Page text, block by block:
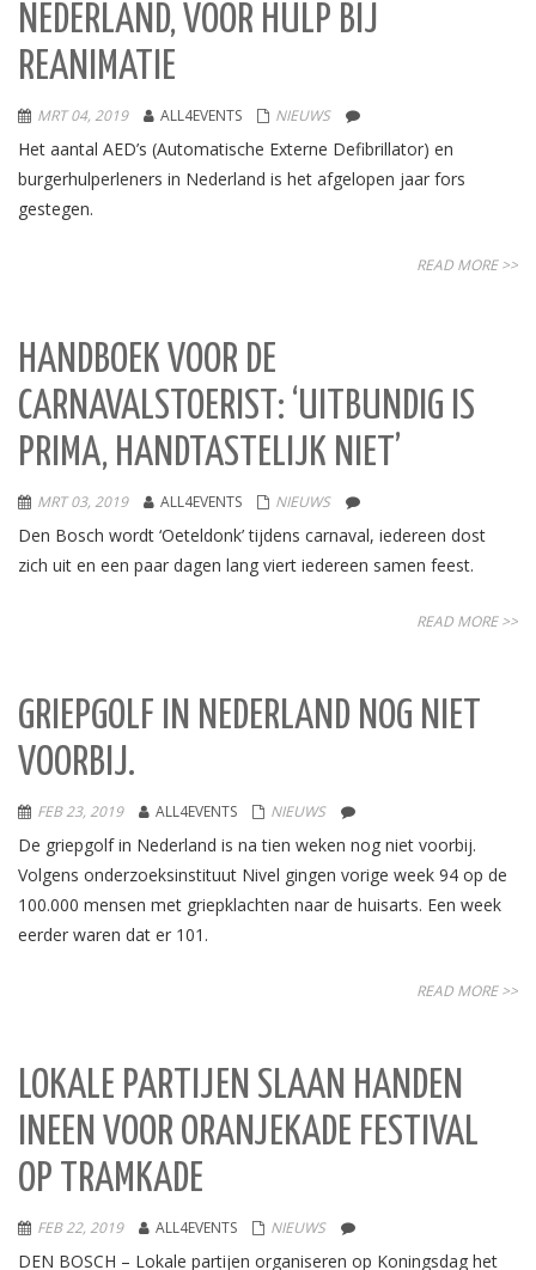
NEDERLAND, VOOR HULP BIJ
REANIMATIE
MRT 04, 2019 ALL4EVENTS NIEUWS
Het aantal AED’s (Automatische Externe Defibrillator) en
burgerhulperleners in Nederland is het afgelopen jaar fors
gestegen.
READ MORE >>
HANDBOEK VOOR DE
CARNAVALSTOERIST: ‘UITBUNDIG IS
PRIMA, HANDTASTELIJK NIET’
MRT 03, 2019 ALL4EVENTS NIEUWS
Den Bosch wordt ‘Oeteldonk’ tijdens carnaval, iedereen dost
zich uit en een paar dagen lang viert iedereen samen feest.
READ MORE >>
GRIEPGOLF IN NEDERLAND NOG NIET
VOORBIJ.
FEB 23, 2019 ALL4EVENTS NIEUWS
De griepgolf in Nederland is na tien weken nog niet voorbij.
Volgens onderzoeksinstituut Nivel gingen vorige week 94 op de
100.000 mensen met griepklachten naar de huisarts. Een week
eerder waren dat er 101.
READ MORE >>
LOKALE PARTIJEN SLAAN HANDEN
INEEN VOOR ORANJEKADE FESTIVAL
OP TRAMKADE
FEB 22, 2019 ALL4EVENTS NIEUWS
DEN BOSCH – Lokale partijen organiseren op Koningsdag het